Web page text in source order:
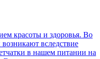
красоты и здоровья. Во
вследствие
в нашем питании на